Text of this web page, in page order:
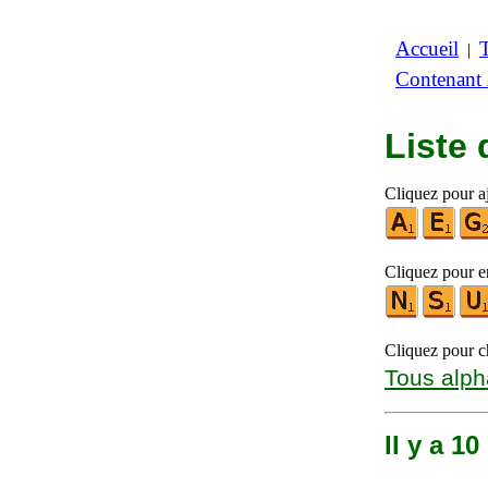
Accueil |
Liste
Cliquez pour
Cliquez pour
Cliquez pour
Tous
Il y a